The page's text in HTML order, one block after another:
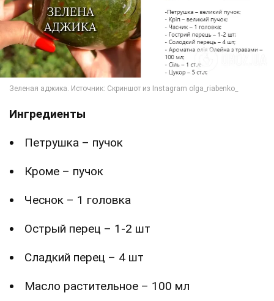
Ингредиенты
Петрушка – пучок
Кроме – пучок
Чеснок – 1 головка
Острый перец – 1-2 шт
Сладкий перец – 4 шт
Масло растительное – 100 мл